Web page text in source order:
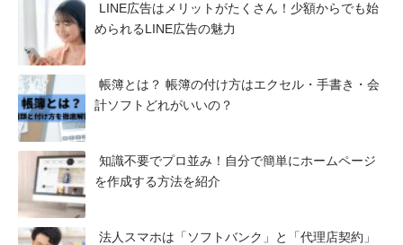
LINE広告はメリットがたくさん！少額からでも始
められるLINE広告の魅力
帳簿とは？ 帳簿の付け方はエクセル・手書き・会
計ソフトどれがいいの？
知識不要でプロ並み！自分で簡単にホームページ
を作成する方法を紹介
法人スマホは「ソフトバンク」と「代理店契約」